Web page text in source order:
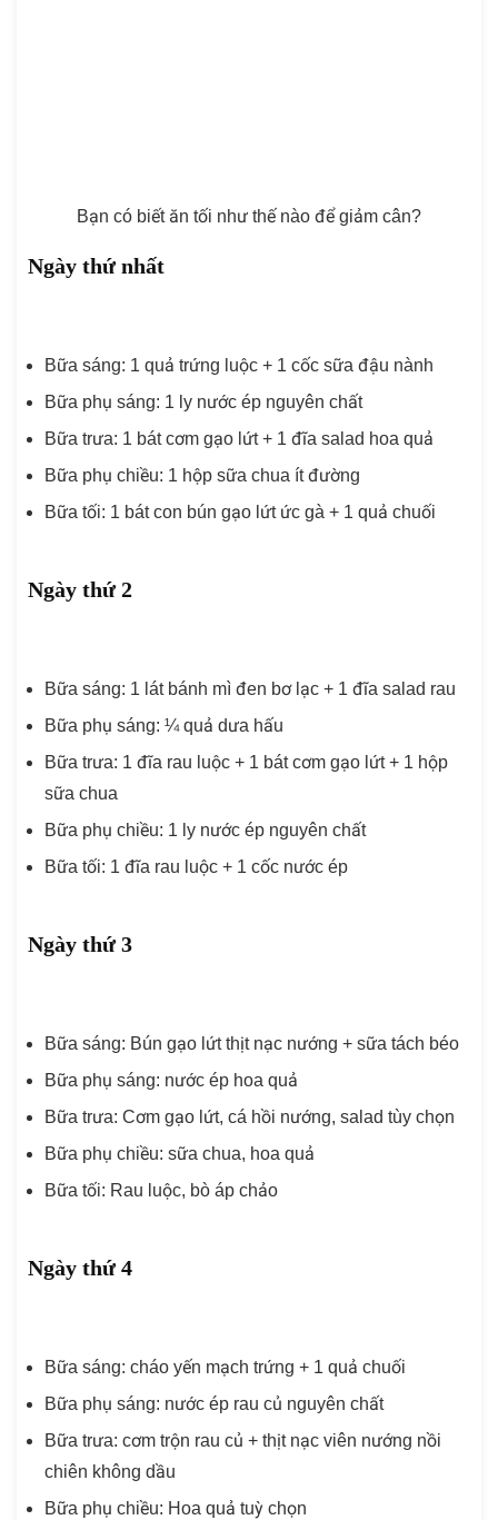
Bạn có biết ăn tối như thế nào để giảm cân?
Ngày thứ nhất
Bữa sáng: 1 quả trứng luộc + 1 cốc sữa đậu nành
Bữa phụ sáng: 1 ly nước ép nguyên chất
Bữa trưa: 1 bát cơm gạo lứt + 1 đĩa salad hoa quả
Bữa phụ chiều: 1 hộp sữa chua ít đường
Bữa tối: 1 bát con bún gạo lứt ức gà + 1 quả chuối
Ngày thứ 2
Bữa sáng: 1 lát bánh mì đen bơ lạc + 1 đĩa salad rau
Bữa phụ sáng: ¼ quả dưa hấu
Bữa trưa: 1 đĩa rau luộc + 1 bát cơm gạo lứt + 1 hộp
sữa chua
Bữa phụ chiều: 1 ly nước ép nguyên chất
Bữa tối: 1 đĩa rau luộc + 1 cốc nước ép
Ngày thứ 3
Bữa sáng: Bún gạo lứt thịt nạc nướng + sữa tách béo
Bữa phụ sáng: nước ép hoa quả
Bữa trưa: Cơm gạo lứt, cá hồi nướng, salad tùy chọn
Bữa phụ chiều: sữa chua, hoa quả
Bữa tối: Rau luộc, bò áp chảo
Ngày thứ 4
Bữa sáng: cháo yến mạch trứng + 1 quả chuối
Bữa phụ sáng: nước ép rau củ nguyên chất
Bữa trưa: cơm trộn rau củ + thịt nạc viên nướng nồi
chiên không dầu
Bữa phụ chiều: Hoa quả tuỳ chọn